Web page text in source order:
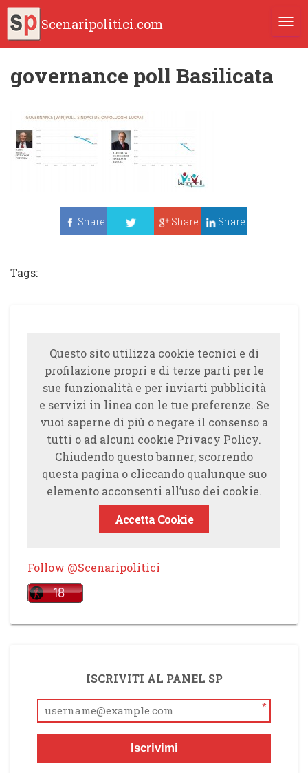
Scenaripolitici.com
governance poll Basilicata
Share
Share Share
Tags:
Questo sito utilizza cookie tecnici e di
profilazione propri e di terze parti per le
sue funzionalità e per inviarti pubblicità
e servizi in linea con le tue preferenze. Se
vuoi saperne di più o negare il consenso a
tutti o ad alcuni cookie Privacy Policy.
Chiudendo questo banner, scorrendo
questa pagina o cliccando qualunque suo
elemento acconsenti all’uso dei cookie.
Accetta Cookie
Follow @Scenaripolitici
ISCRIVITI AL PANEL SP
*
Iscrivimi